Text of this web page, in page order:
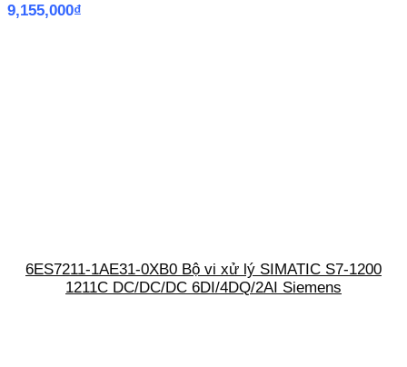
9,155,000₫
6ES7211-1AE31-0XB0 Bộ vi xử lý SIMATIC S7-1200
1211C DC/DC/DC 6DI/4DQ/2AI Siemens